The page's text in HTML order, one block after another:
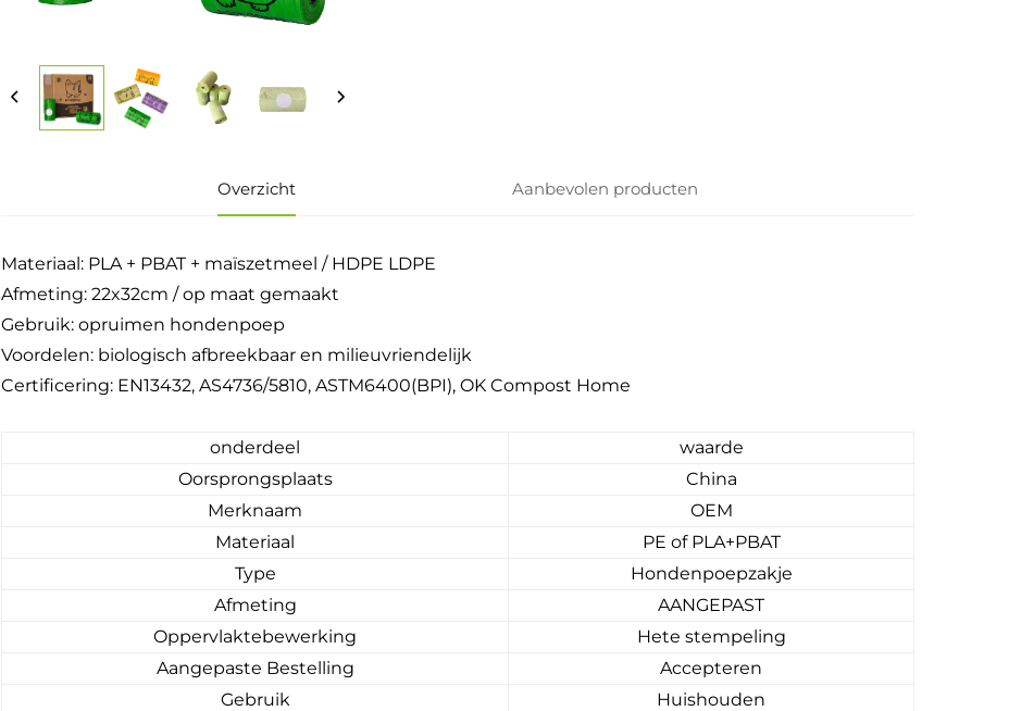
Overzicht Aanbevolen producten
Materiaal: PLA + PBAT + maïszetmeel / HDPE LDPE
Afmeting: 22x32cm / op maat gemaakt
Gebruik: opruimen hondenpoep
Voordelen: biologisch afbreekbaar en milieuvriendelijk
Certificering: EN13432, AS4736/5810, ASTM6400(BPI), OK Compost Home
onderdeel
waarde
Oorsprongsplaats
China
Merknaam
OEM
Materiaal
PE of PLA+PBAT
Type
Hondenpoepzakje
Afmeting
AANGEPAST
Oppervlaktebewerking
Hete stempeling
Aangepaste Bestelling
Accepteren
Gebruik
Huishouden